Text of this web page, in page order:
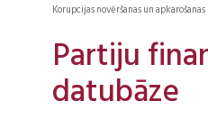
Korupcijas novēršanas un
Partiju
datubāze